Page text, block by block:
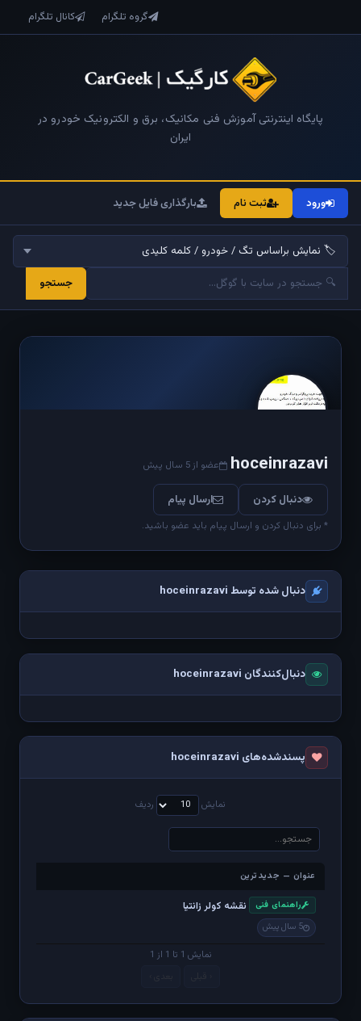
گروه تلگرام کانال تلگرام
پایگاه اینترنتی آموزش فنی مکانیک، برق و الکترونیک خودرو در
ایران
ورود ثبت نام بارگذاری فایل جدید
جستجو
hoceinrazavi عضو از 5 سال پیش
دنبال کردن ارسال پیام
* برای دنبال کردن و ارسال پیام باید عضو باشید.
دنبال شده توسط hoceinrazavi
دنبال‌کنندگان hoceinrazavi
پسندشده‌های hoceinrazavi
نمایش ردیف
عنوان — جدیدترین
عنوان — جدیدترین
راهنمای فنی نقشه کولر زانتیا
5 سال پیش
نمایش 1 تا 1 از 1